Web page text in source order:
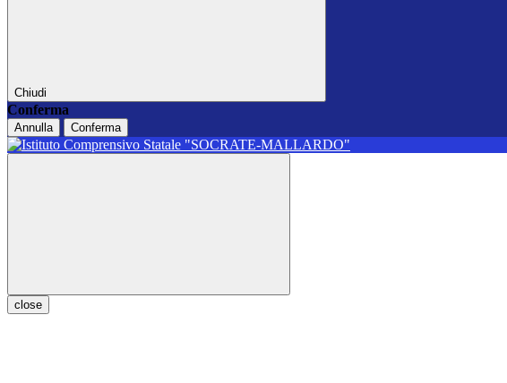
Chiudi
Conferma
Annulla Conferma
close